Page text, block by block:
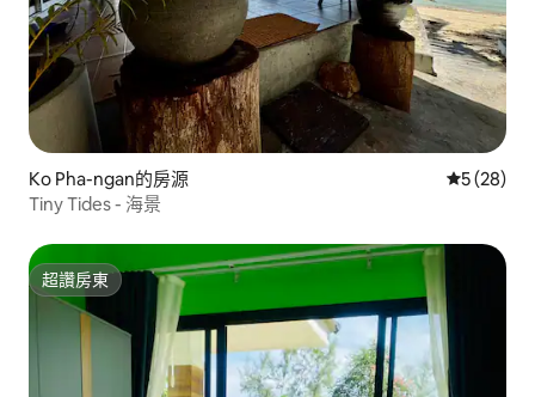
Ko Pha-ngan的房源 從 28 則評
5 (28)
Tiny Tides - 海景
超讚房東
超讚房東